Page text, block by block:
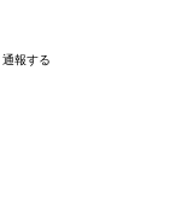
通報する